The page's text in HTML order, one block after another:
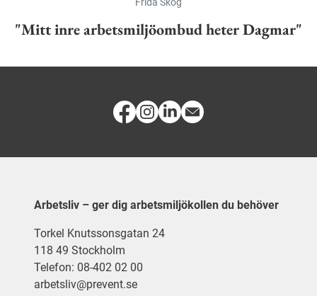
Frida Skog
"Mitt inre arbetsmiljöombud heter Dagmar"
Arbetsliv – ger dig arbetsmiljökollen du behöver
Torkel Knutssonsgatan 24
118 49 Stockholm
Telefon: 08-402 02 00
arbetsliv@prevent.se